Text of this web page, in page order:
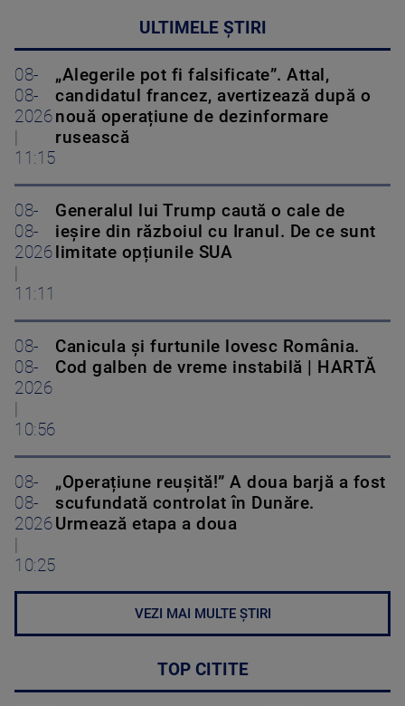
ULTIMELE ȘTIRI
08-
08-
2026
11:15
„Alegerile pot fi falsificate”. Attal,
candidatul francez, avertizează după o
nouă operațiune de dezinformare
rusească
08-
08-
2026
11:11
Generalul lui Trump caută o cale de
ieșire din războiul cu Iranul. De ce sunt
limitate opțiunile SUA
08-
08-
2026
10:56
Canicula și furtunile lovesc România.
Cod galben de vreme instabilă | HARTĂ
08-
08-
2026
10:25
„Operațiune reușită!” A doua barjă a fost
scufundată controlat în Dunăre.
Urmează etapa a doua
VEZI MAI MULTE ȘTIRI
TOP CITITE